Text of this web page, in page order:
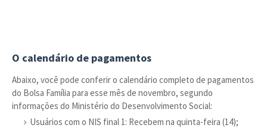
O calendário de pagamentos
Abaixo, você pode conferir o calendário completo de pagamentos
do Bolsa Família para esse mês de novembro, segundo
informações do Ministério do Desenvolvimento Social:
Usuários com o NIS final 1: Recebem na quinta-feira (14);